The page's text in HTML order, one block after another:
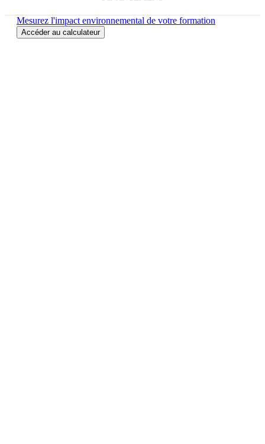
Mesurez l'impact environnemental de votre formation
Accéder au calculateur